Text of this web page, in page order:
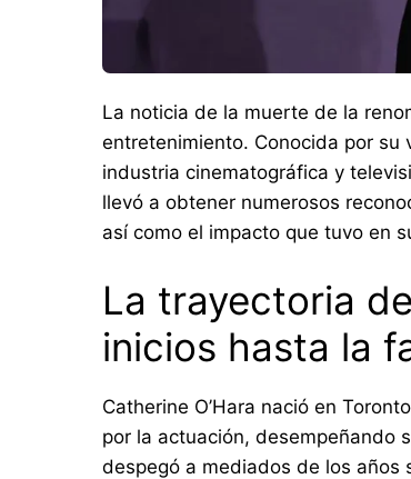
La noticia de la muerte de la
entretenimiento. Conocida por su
industria cinematográfica y
llevó a obtener numerosos
así como el impacto que tuvo en
La trayectoria
inicios hasta la
Catherine O’Hara nació en
por la actuación, desempeñando
despegó a mediados de los años